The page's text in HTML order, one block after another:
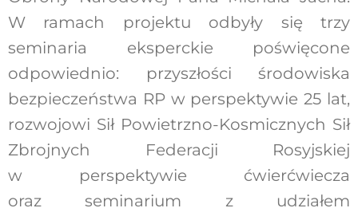
W ramach projektu odbyły się trzy
seminaria eksperckie poświęcone
odpowiednio: przyszłości środowiska
bezpieczeństwa RP w perspektywie 25 lat,
rozwojowi Sił Powietrzno-Kosmicznych Sił
Zbrojnych Federacji Rosyjskiej
w perspektywie ćwierćwiecza
oraz seminarium z udziałem